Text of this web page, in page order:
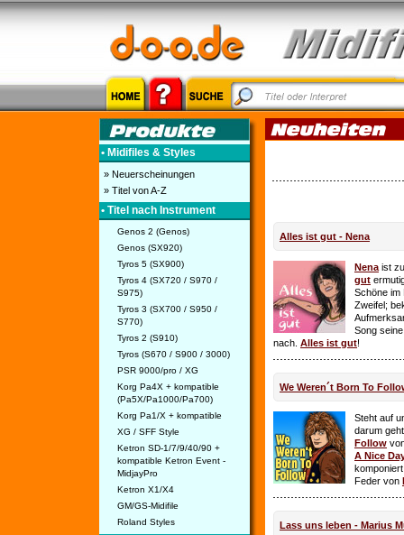
• Midifiles & Styles
» Neuerscheinungen
» Titel von A-Z
• Titel nach Instrument
Genos 2 (Genos)
Genos (SX920)
Tyros 5 (SX900)
Tyros 4 (SX720 / S970 /
S975)
Tyros 3 (SX700 / S950 /
S770)
Tyros 2 (S910)
Tyros (S670 / S900 / 3000)
PSR 9000/pro / XG
Korg Pa4X + kompatible
(Pa5X/Pa1000/Pa700)
Korg Pa1/X + kompatible
XG / SFF Style
Ketron SD-1/7/9/40/90 +
kompatible Ketron Event -
MidjayPro
Ketron X1/X4
GM/GS-Midifile
Roland Styles
Alles ist gut - Nena
Nena ist
gut
Schöne im
Zweifel;
Song
nach. Alles ist gut!
We Weren´t Born To
Steht auf
darum
Follow
A Nice
Feder von
Lass uns leben - Marius